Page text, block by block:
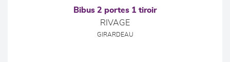
Bibus 2 portes 1 tiroir
RIVAGE
GIRARDEAU